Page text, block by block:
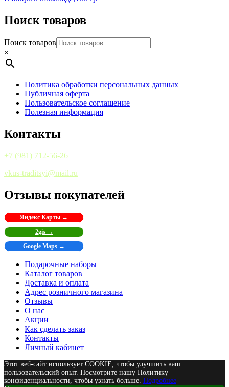
Поиск товаров
Поиск товаров
×
Политика обработки персональных данных
Публичная оферта
Пользовательское соглашение
Полезная информация
Контакты
+7 (981) 712-56-26
vkus-traditsyi@mail.ru
Отзывы покупателей
Яндекс Карты →
2gis →
Google Maps →
Подарочные наборы
Каталог товаров
Доставка и оплата
Адрес розничного магазина
Отзывы
О нас
Акции
Как сделать заказ
Контакты
Личный кабинет
Этот веб-сайт использует COOKIE, чтобы улучшить ваш
пользовательский опыт. Посмотрите нашу Политику
конфиденциальности, чтобы узнать больше. Подробнее